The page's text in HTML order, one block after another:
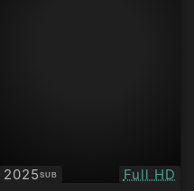
2025SUB
Субтитри Full HD